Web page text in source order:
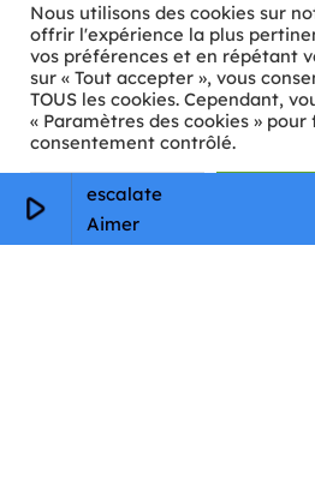
play_arrow
escalate
Aimer
ℹ️ INFOS PRATIQUES
✉️Contact
🦊Qui sommes-nous ?
📄
Mentions légales
Nous utilisons des cookies sur
offrir l'expérience la plus
vos préférences et en répétant
sur « Tout accepter », vous
TOUS les cookies. Cependant,
« Paramètres des cookies »
consentement contrôlé.
Paramètres Cookie